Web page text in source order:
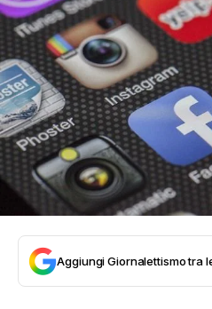
Aggiungi Giornalettismo tra